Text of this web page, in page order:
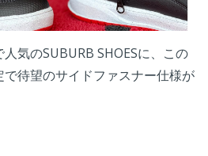
気のSUBURB SHOESに、この
待望のサイドファスナー仕様が